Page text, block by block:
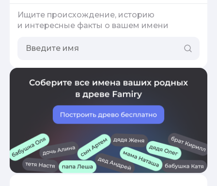
Ищите происхождение, историю
и интересные факты о вашем имени